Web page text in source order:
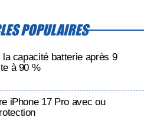
POPULAIRES
capacité batterie après 9
à 90 %
iPhone 17 Pro avec ou